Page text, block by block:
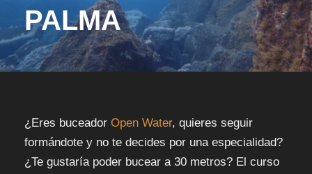
PALMA
¿Eres buceador Open Water, quieres seguir
formándote y no te decides por una especialidad?
¿Te gustaría poder bucear a 30 metros? El curso